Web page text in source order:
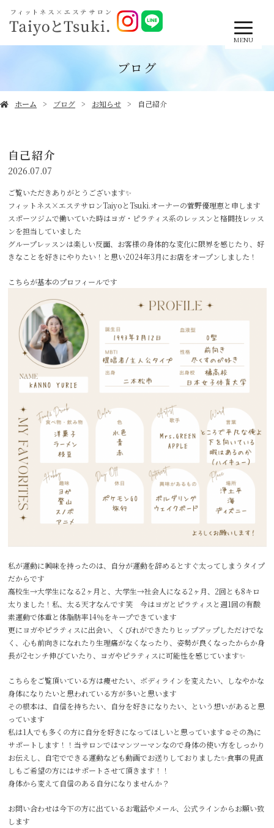
MENU
ブログ
ホーム ブログ お知らせ 自己紹介
自己紹介
2026.07.07
ご覧いただきありがとうございます✨
フィットネス×エステサロンTaiyoとTsuki.オーナーの菅野優理恵と申します
スポーツジムで働いていた時はヨガ・ピラティス系のレッスンと格闘技レッス
ンを担当していました‍
グループレッスンは楽しい反面、お客様の身体的な変化に限界を感じたり、好
きなことを好きにやりたい！と思い2024年3月にお店をオープンしました！
こちらが基本のプロフィールです
私が運動に興味を持ったのは、自分が運動を辞めるとすぐ太ってしまうタイプ
だからです
高校生→大学生になる2ヶ月と、大学生→社会人になる2ヶ月、2回とも8キロ
太りました！私、太る天才なんです笑 今はヨガとピラティスと週1回の有酸
素運動で体重と体脂肪率14％をキープできています
更にヨガやピラティスに出会い、くびれができたりヒップアップしただけでな
く、心も前向きになれたり生理痛がなくなったり、姿勢が良くなったからか身
長が2センチ伸びていたり、ヨガやピラティスに可能性を感じています✨
こちらをご覧頂いている方は痩せたい、ボディラインを変えたい、しなやかな
身体になりたいと思われている方が多いと思います
その根本は、自信を持ちたい、自分を好きになりたい、という想いがあると思
っています
私は1人でも多くの方に自分を好きになってほしいと思っています☺️その為に
サポートします！！当サロンではマンツーマンなので身体の使い方をしっかり
お伝えし、自宅でできる運動なども動画でお送りしておりました✨食事の見直
しもご希望の方にはサポートさせて頂きます！！
身体から変えて自信のある自分になりませんか？
お問い合わせは今下の方に出ているお電話やメール、公式ラインからお願い致
します